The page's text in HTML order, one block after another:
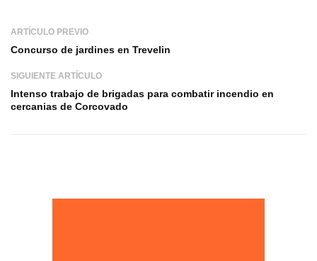
ARTÍCULO PREVIO
Concurso de jardines en Trevelin
SIGUIENTE ARTÍCULO
Intenso trabajo de brigadas para combatir incendio en
cercanias de Corcovado